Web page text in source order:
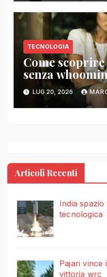
TECNOLOGIA
Come
senza
LUG 20, 2026
Articoli Recenti
India
tecnologica
Pajari vince
vittoria wrc